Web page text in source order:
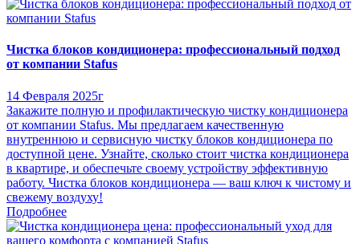
Чистка блоков кондиционера: профессиональный подход
от компании Stafus
14 Февраля 2025г
Закажите полную и профилактическую чистку кондиционера
от компании Stafus. Мы предлагаем качественную
внутреннюю и сервисную чистку блоков кондиционера по
доступной цене. Узнайте, сколько стоит чистка кондиционера
в квартире, и обеспечьте своему устройству эффективную
работу. Чистка блоков кондиционера — ваш ключ к чистому и
свежему воздуху!
Подробнее